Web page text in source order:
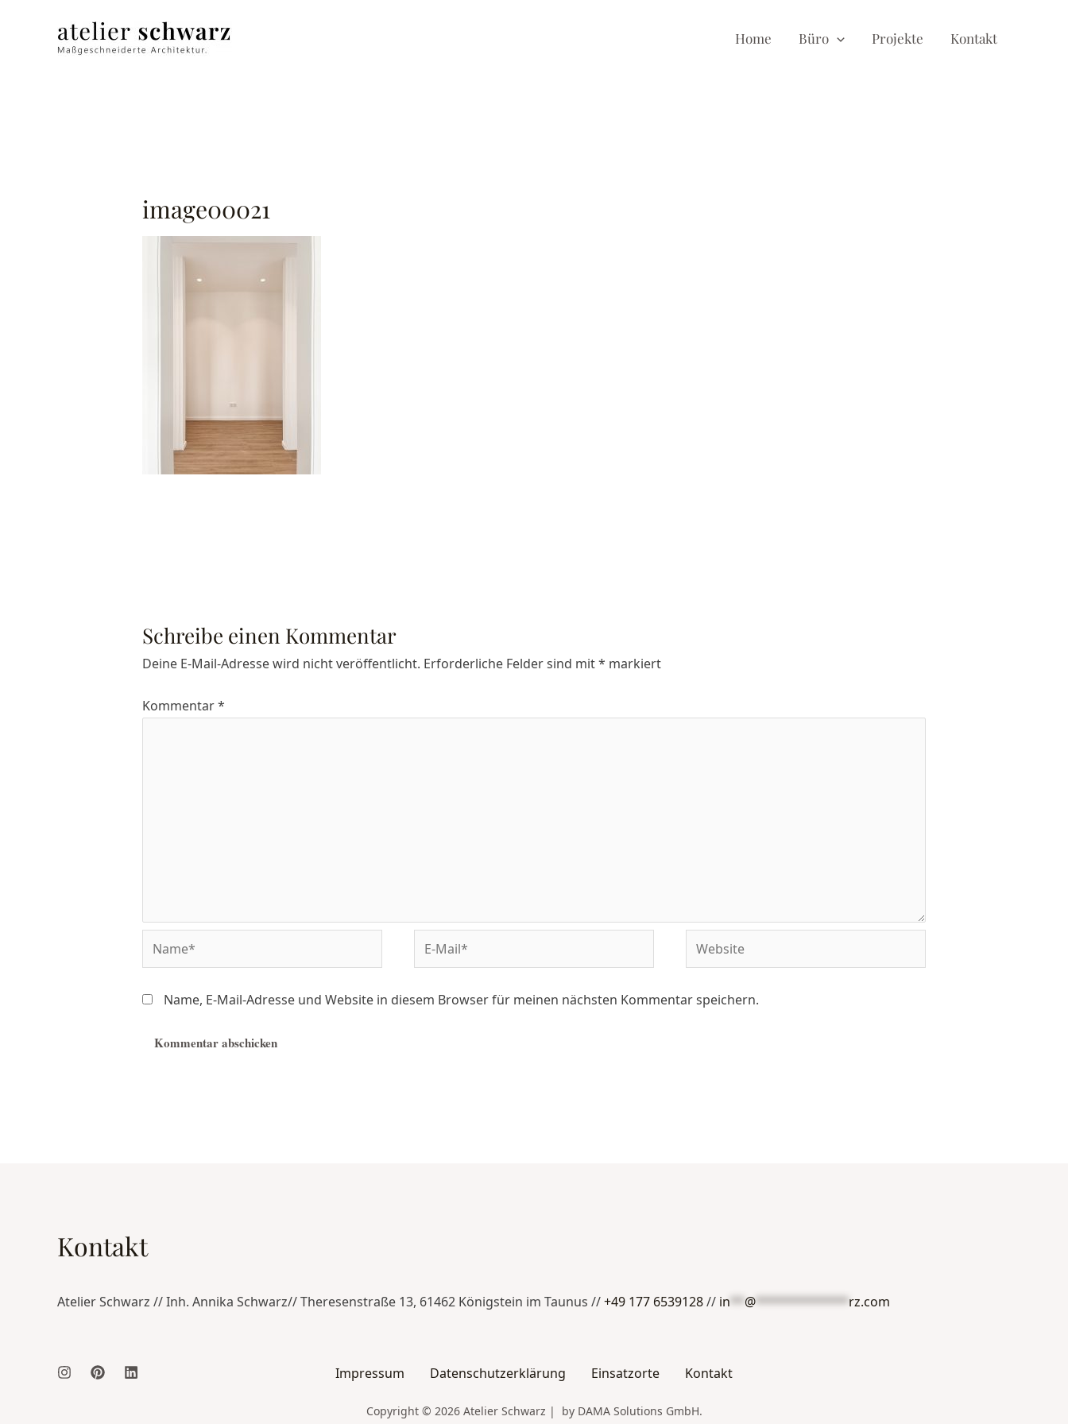
Home Büro Projekte Kontakt
image00021
Schreibe einen Kommentar
Deine E-Mail-Adresse wird nicht veröffentlicht. Erforderliche Felder sind mit* markiert
Kommentar*
Name, E-Mail-Adresse und Website in diesem Browser für meinen nächsten Kommentar speichern.
Kontakt
Atelier Schwarz // Inh. Annika Schwarz// Theresenstraße 13, 61462 Königstein im Taunus //+49 177 6539128// in** @************* rz.com
Impressum Datenschutzerklärung Einsatzorte Kontakt
Copyright © 2026 Atelier Schwarz | by DAMA Solutions GmbH.